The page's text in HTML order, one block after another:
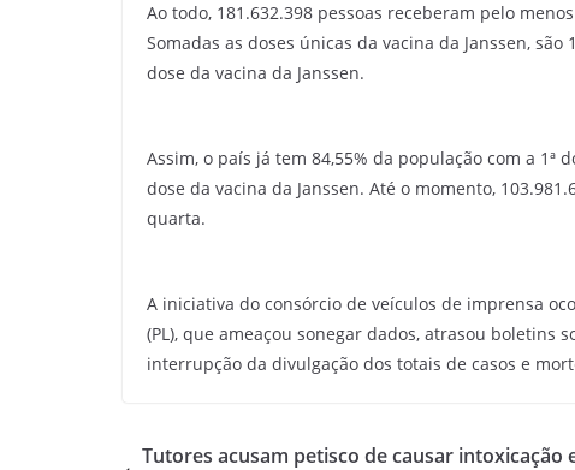
Ao todo, 181.632.398 pessoas receberam pelo
Somadas as doses únicas da vacina da Janssen,
dose da vacina da Janssen.
Assim, o país já tem 84,55% da população com a 1ª
dose da vacina da Janssen. Até o momento,
quarta.
A iniciativa do consórcio de veículos de imprensa
(PL), que ameaçou sonegar dados, atrasou boletins
interrupção da divulgação dos totais de casos e
Tutores acusam petisco de causar intoxicação